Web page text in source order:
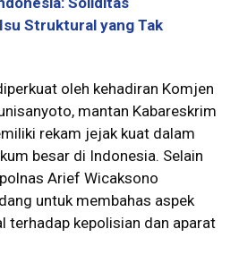
Struktural yang Tak
oleh kehadiran Komjen
mantan Kabareskrim
rekam jejak kuat dalam
besar di Indonesia. Selain
Arief Wicaksono
untuk membahas aspek
terhadap kepolisian dan aparat